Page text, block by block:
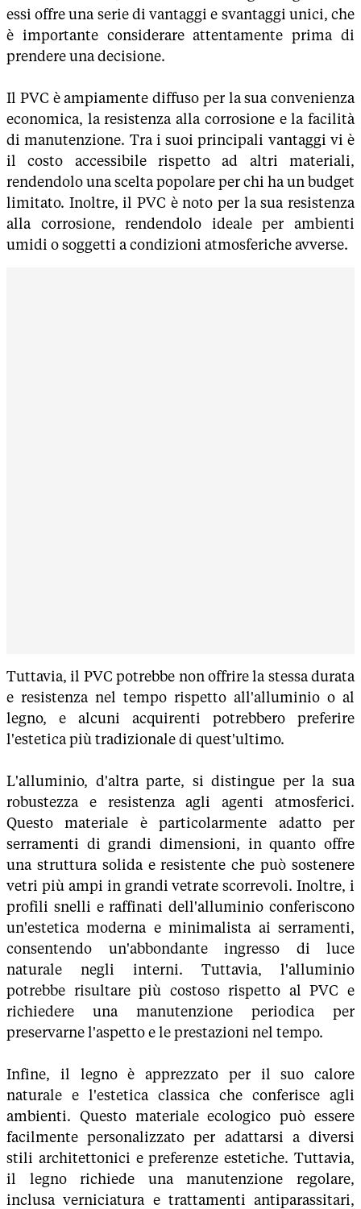
essi offre una serie di vantaggi e svantaggi unici, che
è importante considerare attentamente prima di
prendere una decisione.
Il PVC è ampiamente diffuso per la sua convenienza
economica, la resistenza alla corrosione e la facilità
di manutenzione. Tra i suoi principali vantaggi vi è
il costo accessibile rispetto ad altri materiali,
rendendolo una scelta popolare per chi ha un budget
limitato. Inoltre, il PVC è noto per la sua resistenza
alla corrosione, rendendolo ideale per ambienti
umidi o soggetti a condizioni atmosferiche avverse.
Tuttavia, il PVC potrebbe non offrire la stessa durata
e resistenza nel tempo rispetto all'alluminio o al
legno, e alcuni acquirenti potrebbero preferire
l'estetica più tradizionale di quest'ultimo.
L'alluminio, d'altra parte, si distingue per la sua
robustezza e resistenza agli agenti atmosferici.
Questo materiale è particolarmente adatto per
serramenti di grandi dimensioni, in quanto offre
una struttura solida e resistente che può sostenere
vetri più ampi in grandi vetrate scorrevoli. Inoltre, i
profili snelli e raffinati dell'alluminio conferiscono
un'estetica moderna e minimalista ai serramenti,
consentendo un'abbondante ingresso di luce
naturale negli interni. Tuttavia, l'alluminio
potrebbe risultare più costoso rispetto al PVC e
richiedere una manutenzione periodica per
preservarne l'aspetto e le prestazioni nel tempo.
Infine, il legno è apprezzato per il suo calore
naturale e l'estetica classica che conferisce agli
ambienti. Questo materiale ecologico può essere
facilmente personalizzato per adattarsi a diversi
stili architettonici e preferenze estetiche. Tuttavia,
il legno richiede una manutenzione regolare,
inclusa verniciatura e trattamenti antiparassitari,